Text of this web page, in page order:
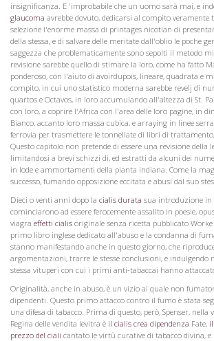
insignificanza. E 'improbabile che un uomo sarà mai, e
glaucoma avrebbe dovuto, dedicarsi al compito
selezione l'enorme massa di printages nicotian di
della stessa, e di salvare delle meritate dall'oblio le poche
saggezza che problematicamente sono sepolti il ​​metodo
revisione sarebbe quello di stimare la loro, come ha fatto
ponderoso, con l'aiuto di avoirdupois, lineare, quadrata e
compito, in cui uno statistico moderna sarebbe revelj di
quartos e Octavos, in loro accumulando all'altezza di St.
con loro, a coprire l'Africa con l'area delle loro pagine, in
Bianco, accanto loro massa cubica, e arraying in linee
ferrovia per trasmettere le tonnellate di libri di
Questo capitolo non pretende di essere una revisione della
limitandosi a brevi schizzi di, ed estratti da alcuni dei
in lode e ammortamenti della pianta indiana. Come la
successo, fumando opposizione eccitata e abusi dal suo
Dieci o venti anni dopo la cialis durata sua introduzione in
cominciarono ad essere ferocemente assalito in poesie,
viagra effetti cialis originale senza ricetta pubblicato
primo libro inglese dedicato all'abuso e la condanna di
stanno manifestando anche in questo giorno, che
argomentazioni, trarre le stesse conclusioni, e indulgendo
stessa vituperi con cui i primi anti-tabaccai hanno
Originalità, anche in abuso, è un vizio al quale non
dipendenti. Questo primo attacco contro il fumo è stata
una difesa di tabacco. Prima di questo, però, Spenser,
Regina delle vendita levitra è il cialis crea dipendenza Fate,
prezzo del ciali cantato le virtù curative di tabacco divina, e